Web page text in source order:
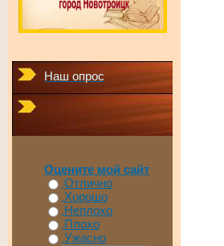
Наш опрос
Оцените мой сайт
Отлично
Хорошо
Неплохо
Плохо
Ужасно